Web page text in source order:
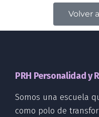
Volver
PRH Personalidad y
Somos una escuela
como polo de